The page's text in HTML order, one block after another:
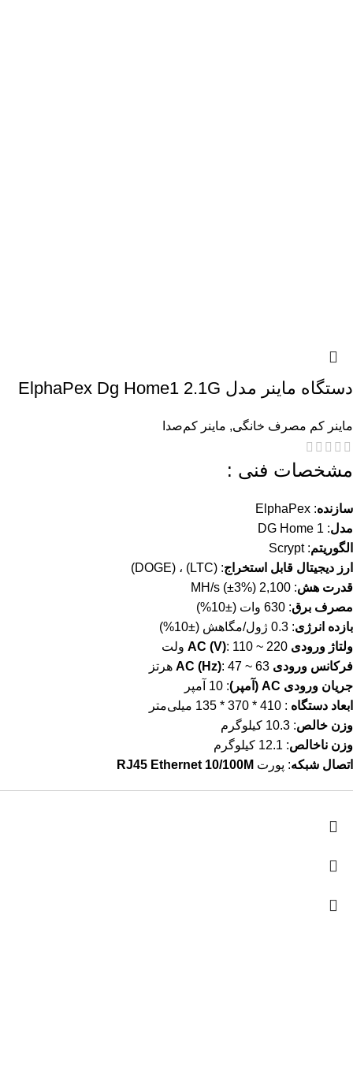
دستگاه ماینر مدل ElphaPex Dg Home1 2.1G
ماینر کم مصرف خانگی, ماینر کم‌صدا
مشخصات فنی :
سازنده: ElphaPex
مدل: DG Home 1
الگوریتم: Scrypt
ارز دیجیتال قابل استخراج: (LTC) ، (DOGE)
قدرت هش: 2,100 MH/s (±3%)
مصرف برق: 630 وات (±10%)
بازده انرژی: 0.3 ژول/مگاهش (±10%)
ولتاژ ورودی AC (V) : 110 ~ 220 ولت
فرکانس ورودی AC (Hz) : 47 ~ 63 هرتز
جریان ورودی AC (آمپر)
: 10 آمپر
ابعاد دستگاه : 410 * 370 * 135 میلی‌متر
وزن خالص: 10.3 کیلوگرم
وزن ناخالص: 12.1 کیلوگرم
اتصال شبکه: پورت RJ45 Ethernet 10/100M